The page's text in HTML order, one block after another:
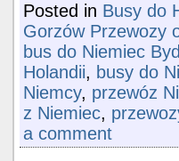
Posted in Busy do
Gorzów Przewozy
bus do Niemiec
Holandii, busy do
Niemcy, przewóz
z Niemiec,
a comment